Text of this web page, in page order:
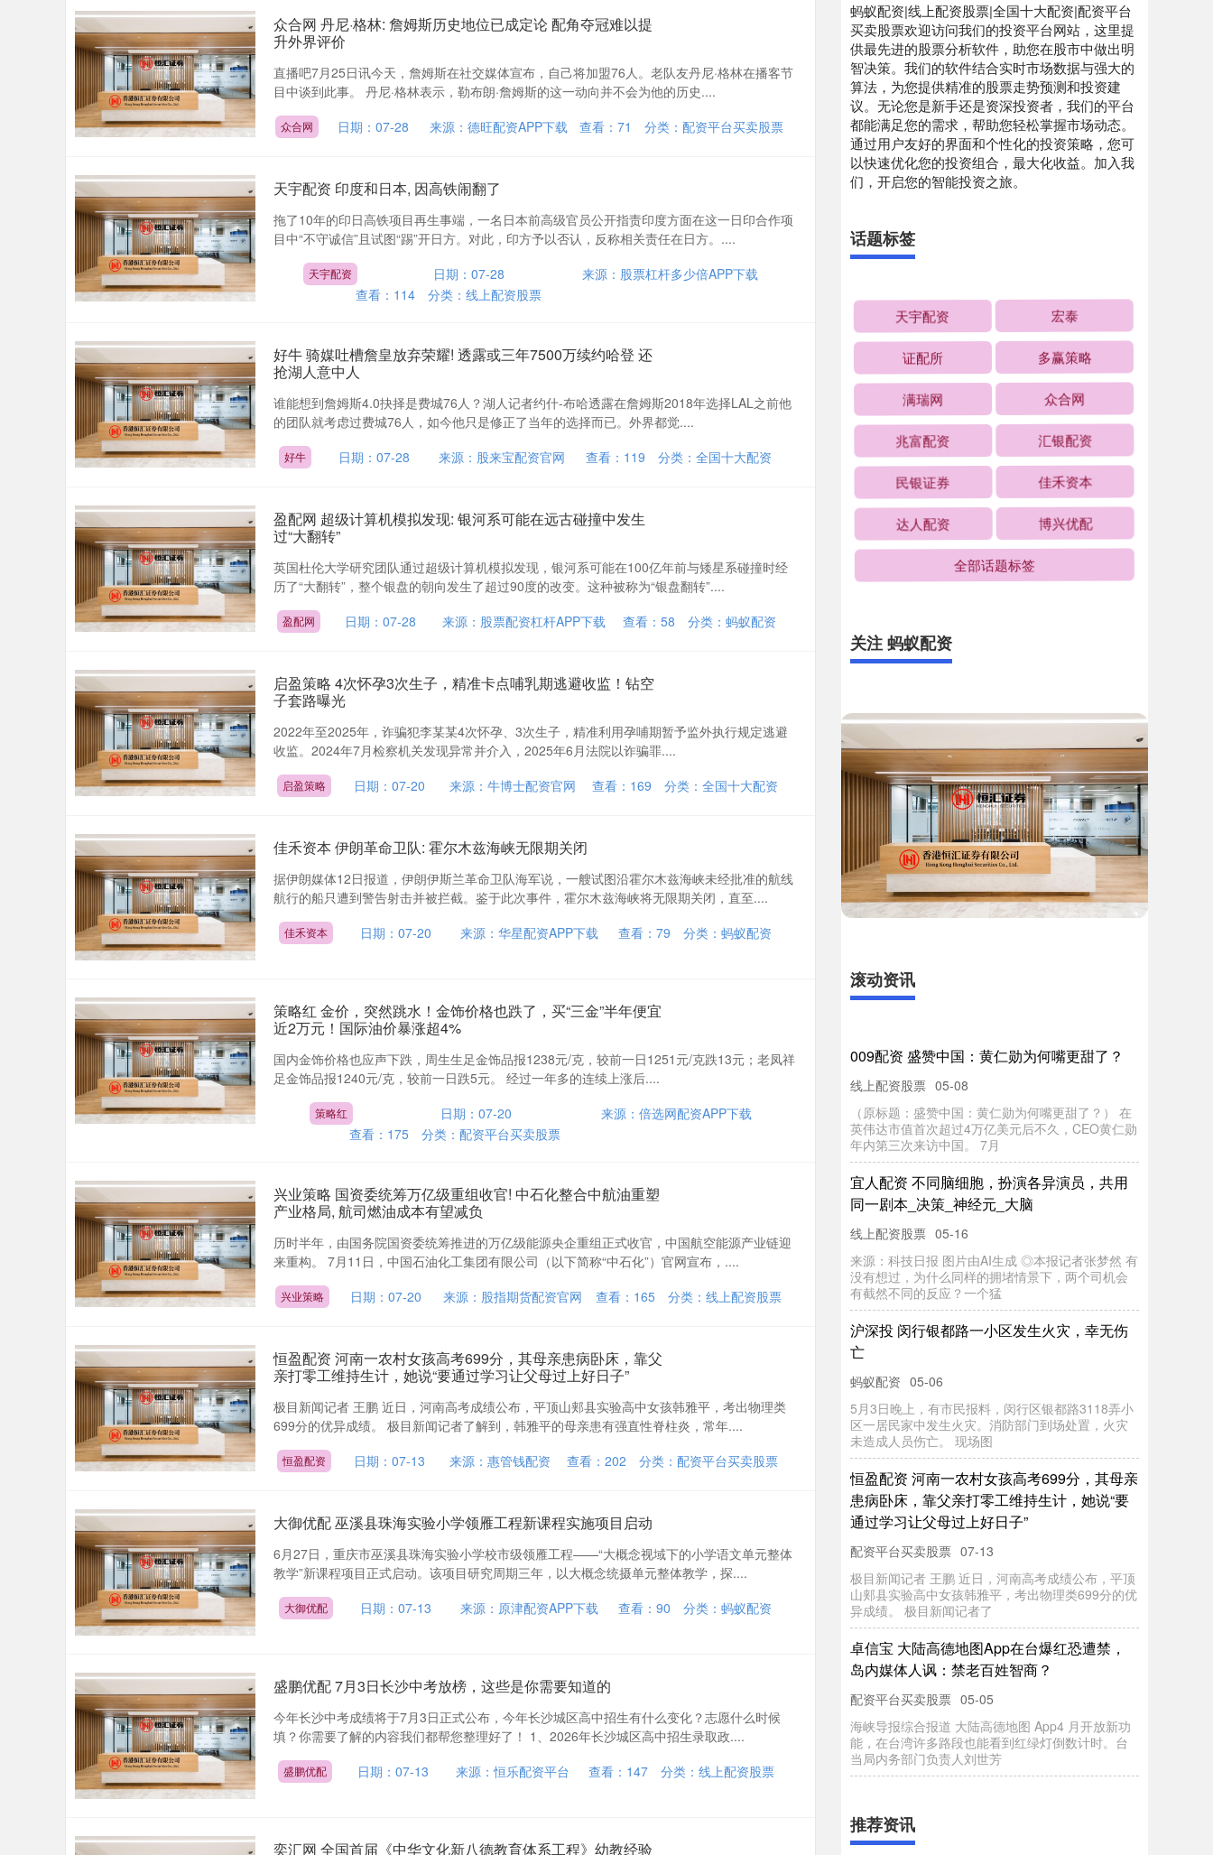
众合网 丹尼·格林: 詹姆斯历史地位已成定论 配角夺冠难以提
升外界评价
直播吧7月25日讯今天，詹姆斯在社交媒体宣布，自己将加盟76人。老队友丹尼·格林在播客节
目中谈到此事。 丹尼·格林表示，勒布朗·詹姆斯的这一动向并不会为他的历史....
众合网 日期：07-28 来源：德旺配资APP下载 查看：71 分类：配资平台买卖股票
天宇配资 印度和日本, 因高铁闹翻了
拖了10年的印日高铁项目再生事端，一名日本前高级官员公开指责印度方面在这一日印合作项
目中“不守诚信”且试图“踢”开日方。对此，印方予以否认，反称相关责任在日方。....
天宇配资 日期：07-28
来源：股票杠杆多少倍APP下载
查看： 114 分类： 线上配资股票
好牛 骑媒吐槽詹皇放弃荣耀! 透露或三年7500万续约哈登 还
抢湖人意中人
谁能想到詹姆斯4.0抉择是费城76人？湖人记者约什-布哈透露在詹姆斯2018年选择LAL之前他
的团队就考虑过费城76人，如今他只是修正了当年的选择而已。外界都觉....
好牛 日期：07-28 来源：股来宝配资官网 查看： 119 分类： 全国十大配资
盈配网 超级计算机模拟发现: 银河系可能在远古碰撞中发生
过“大翻转”
英国杜伦大学研究团队通过超级计算机模拟发现，银河系可能在100亿年前与矮星系碰撞时经
历了“大翻转”，整个银盘的朝向发生了超过90度的改变。这种被称为“银盘翻转”....
盈配网 日期：07-28 来源：股票配资杠杆APP下载 查看： 58 分类： 蚂蚁配资
启盈策略 4次怀孕3次生子，精准卡点哺乳期逃避收监！钻空
子套路曝光
2022年至2025年，诈骗犯李某某4次怀孕、3次生子，精准利用孕哺期暂予监外执行规定逃避
收监。2024年7月检察机关发现异常并介入，2025年6月法院以诈骗罪....
启盈策略 日期：07-20 来源：牛博士配资官网 查看： 169 分类： 全国十大配资
佳禾资本 伊朗革命卫队: 霍尔木兹海峡无限期关闭
据伊朗媒体12日报道，伊朗伊斯兰革命卫队海军说，一艘试图沿霍尔木兹海峡未经批准的航线
航行的船只遭到警告射击并被拦截。鉴于此次事件，霍尔木兹海峡将无限期关闭，直至....
佳禾资本 日期：07-20 来源：华星配资APP下载 查看： 79 分类： 蚂蚁配资
策略红 金价，突然跳水！金饰价格也跌了，买“三金”半年便宜
近2万元！国际油价暴涨超4%
国内金饰价格也应声下跌，周生生足金饰品报1238元/克，较前一日1251元/克跌13元；老凤祥
足金饰品报1240元/克，较前一日跌5元。 经过一年多的连续上涨后....
策略红 日期：07-20
来源：倍选网配资APP下载
查看： 175 分类： 配资平台买卖股票
兴业策略 国资委统筹万亿级重组收官! 中石化整合中航油重塑
产业格局, 航司燃油成本有望减负
历时半年，由国务院国资委统筹推进的万亿级能源央企重组正式收官，中国航空能源产业链迎
来重构。 7月11日，中国石油化工集团有限公司（以下简称“中石化”）官网宣布，....
兴业策略 日期：07-20 来源：股指期货配资官网 查看： 165 分类：线上配资股票
恒盈配资 河南一农村女孩高考699分，其母亲患病卧床，靠父
亲打零工维持生计，她说“要通过学习让父母过上好日子”
极目新闻记者 王鹏 近日，河南高考成绩公布，平顶山郏县实验高中女孩韩雅平，考出物理类
699分的优异成绩。 极目新闻记者了解到，韩雅平的母亲患有强直性脊柱炎，常年....
恒盈配资 日期：07-13 来源：惠管钱配资 查看： 202 分类： 配资平台买卖股票
大御优配 巫溪县珠海实验小学领雁工程新课程实施项目启动
6月27日，重庆市巫溪县珠海实验小学校市级领雁工程——“大概念视域下的小学语文单元整体
教学”新课程项目正式启动。该项目研究周期三年，以大概念统摄单元整体教学，探....
大御优配 日期：07-13 来源：原津配资APP下载 查看： 90 分类： 蚂蚁配资
盛鹏优配 7月3日长沙中考放榜，这些是你需要知道的
今年长沙中考成绩将于7月3日正式公布，今年长沙城区高中招生有什么变化？志愿什么时候
填？你需要了解的内容我们都帮您整理好了！ 1、2026年长沙城区高中招生录取政....
盛鹏优配 日期：07-13 来源：恒乐配资平台 查看： 147 分类： 线上配资股票
奕汇网 全国首届《中华文化新八德教育体系工程》幼教经验
蚂蚁配资|线上配资股票|全国十大配资|配资平台
买卖股票欢迎访问我们的投资平台网站，这里提
供最先进的股票分析软件，助您在股市中做出明
智决策。我们的软件结合实时市场数据与强大的
算法，为您提供精准的股票走势预测和投资建
议。无论您是新手还是资深投资者，我们的平台
都能满足您的需求，帮助您轻松掌握市场动态。
通过用户友好的界面和个性化的投资策略，您可
以快速优化您的投资组合，最大化收益。加入我
们，开启您的智能投资之旅。
话题标签
天宇配资 宏泰
证配所 多赢策略
满瑞网 众合网
兆富配资 汇银配资
民银证券 佳禾资本
达人配资 博兴优配
全部话题标签
关注 蚂蚁配资
滚动资讯
009配资 盛赞中国：黄仁勋为何嘴更甜了？
线上配资股票 05-08
（原标题：盛赞中国：黄仁勋为何嘴更甜了？） 在
英伟达市值首次超过4万亿美元后不久，CEO黄仁勋
年内第三次来访中国。 7月
宜人配资 不同脑细胞，扮演各异演员，共用
同一剧本_决策_神经元_大脑
线上配资股票 05-16
来源：科技日报 图片由AI生成 ◎本报记者张梦然 有
没有想过，为什么同样的拥堵情景下，两个司机会
有截然不同的反应？一个猛
沪深投 闵行银都路一小区发生火灾，幸无伤
亡
蚂蚁配资 05-06
5月3日晚上，有市民报料，闵行区银都路3118弄小
区一居民家中发生火灾。消防部门到场处置，火灾
未造成人员伤亡。 现场图
恒盈配资 河南一农村女孩高考699分，其母亲
患病卧床，靠父亲打零工维持生计，她说“要
通过学习让父母过上好日子”
配资平台买卖股票 07-13
极目新闻记者 王鹏 近日，河南高考成绩公布，平顶
山郏县实验高中女孩韩雅平，考出物理类699分的优
异成绩。 极目新闻记者了
卓信宝 大陆高德地图App在台爆红恐遭禁，
岛内媒体人讽：禁老百姓智商？
配资平台买卖股票 05-05
海峡导报综合报道 大陆高德地图 App4 月开放新功
能，在台湾许多路段也能看到红绿灯倒数计时。台
当局内务部门负责人刘世芳
推荐资讯